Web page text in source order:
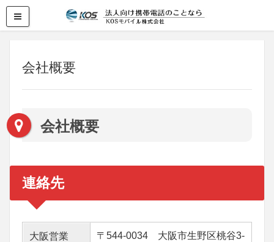
会社概要
会社概要
連絡先
大阪営業
〒544-0034 大阪市生野区桃谷3-